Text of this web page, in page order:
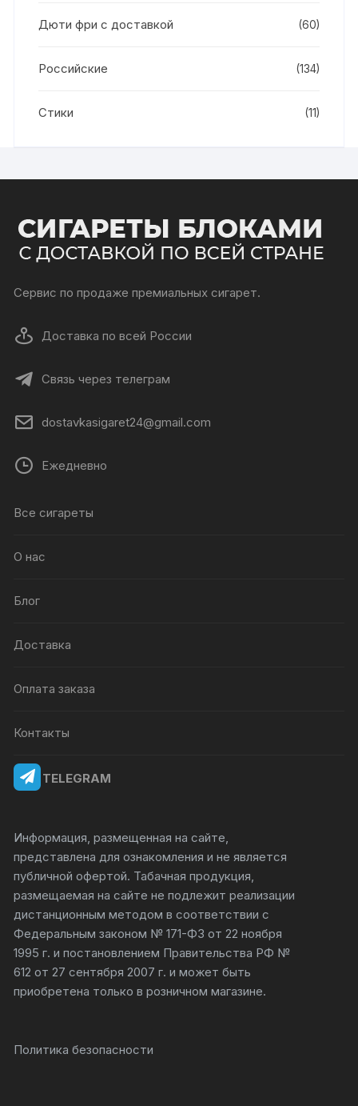
Дюти фри с доставкой (60)
Российские (134)
Стики (11)
Сервис по продаже премиальных сигарет.
Доставка по всей России
Связь через телеграм
dostavkasigaret24@gmail.com
Ежедневно
Все сигареты
О нас
Блог
Доставка
Оплата заказа
Контакты
TELEGRAM
Информация, размещенная на сайте,
представлена для ознакомления и не является
публичной офертой. Табачная продукция,
размещаемая на сайте не подлежит реализации
дистанционным методом в соответствии с
Федеральным законом № 171-ФЗ от 22 ноября
1995 г. и постановлением Правительства РФ №
612 от 27 сентября 2007 г. и может быть
приобретена только в розничном магазине.
Политика безопасности